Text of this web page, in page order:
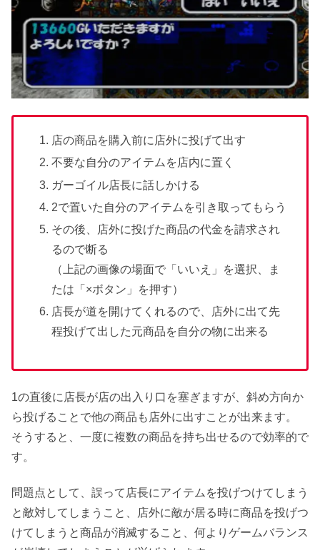
店の商品を購入前に店外に投げて出す
不要な自分のアイテムを店内に置く
ガーゴイル店長に話しかける
2で置いた自分のアイテムを引き取ってもらう
その後、店外に投げた商品の代金を請求され
るので断る
（上記の画像の場面で「いいえ」を選択、ま
たは「×ボタン」を押す）
店長が道を開けてくれるので、店外に出て先
程投げて出した元商品を自分の物に出来る
1の直後に店長が店の出入り口を塞ぎますが、斜め方向か
ら投げることで他の商品も店外に出すことが出来ます。
そうすると、一度に複数の商品を持ち出せるので効率的で
す。
問題点として、誤って店長にアイテムを投げつけてしまう
と敵対してしまうこと、店外に敵が居る時に商品を投げつ
けてしまうと商品が消滅すること、何よりゲームバランス